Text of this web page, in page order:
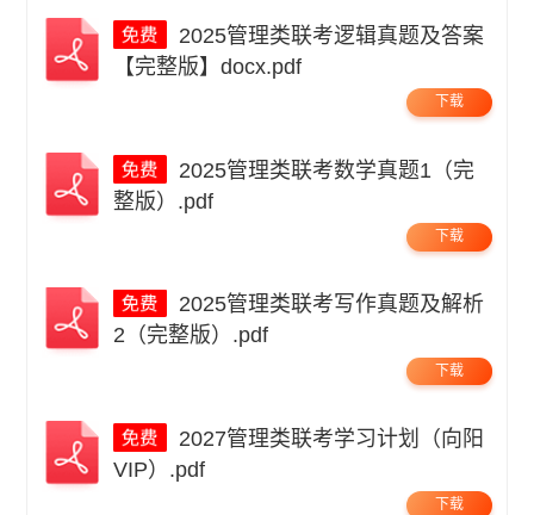
【完整版】docx.pdf
下载
整版）.pdf
下载
2（完整版）.pdf
下载
VIP）.pdf
下载